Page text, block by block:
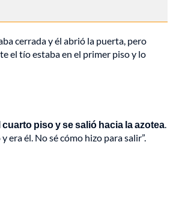
cerrada y él abrió la puerta, pero
el tío estaba en el primer piso y lo
piso y se salió hacia la azotea.
él. No sé cómo hizo para salir”.